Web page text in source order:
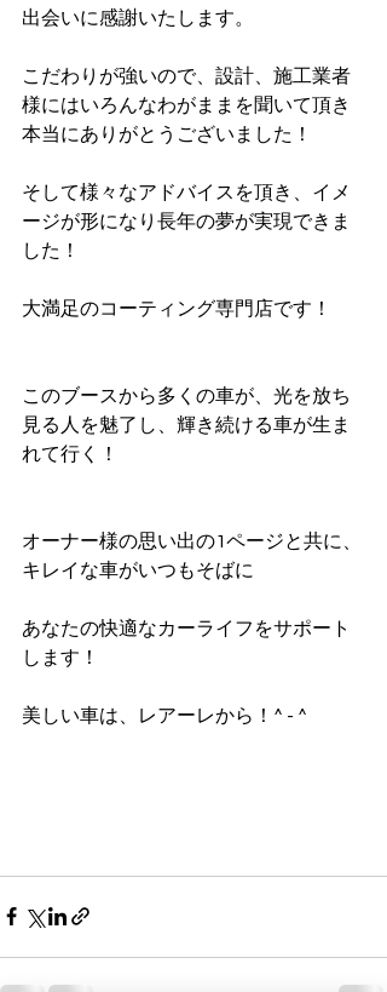
出会いに感謝いたします。
こだわりが強いので、設計、施工業者
様にはいろんなわがままを聞いて頂き
本当にありがとうございました！
そして様々なアドバイスを頂き、イメ
ージが形になり長年の夢が実現できま
した！
大満足のコーティング専門店です！
このブースから多くの車が、光を放ち
見る人を魅了し、輝き続ける車が生ま
れて行く！
オーナー様の思い出の1ページと共に、
キレイな車がいつもそばに
あなたの快適なカーライフをサポート
します！
美しい車は、レアーレから！^ - ^